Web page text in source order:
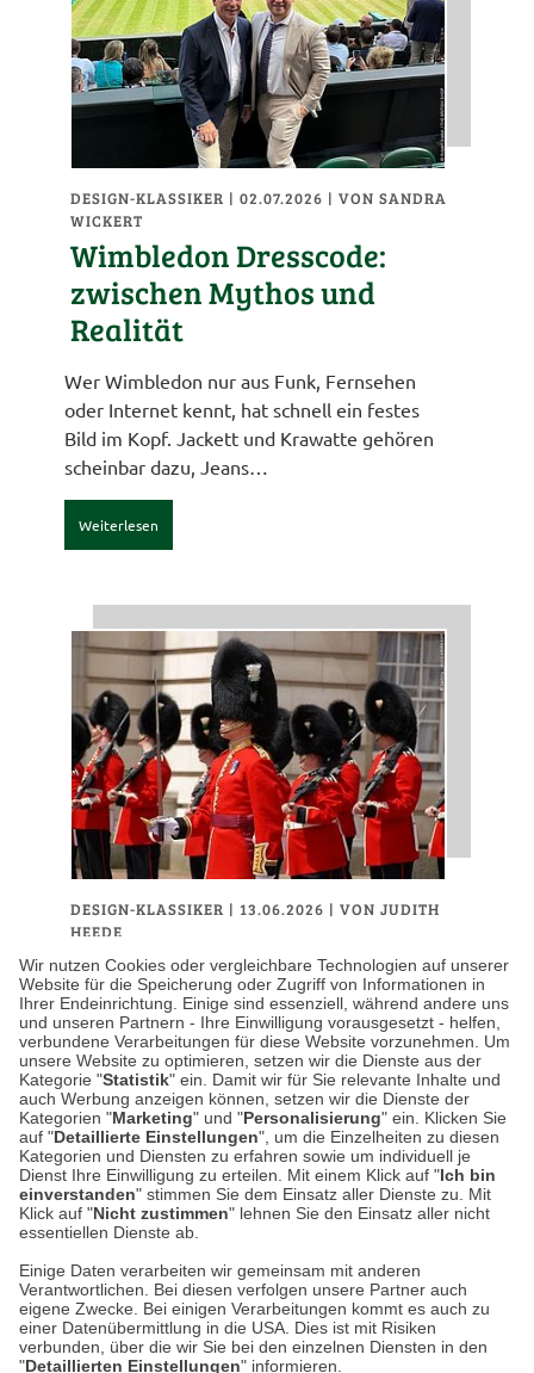
Wir nutzen Cookies oder vergleichbare Technologien auf unserer
Website für die Speicherung oder Zugriff von Informationen in
Ihrer Endeinrichtung. Einige sind essenziell, während andere uns
und unseren Partnern - Ihre Einwilligung vorausgesetzt - helfen,
verbundene Verarbeitungen für diese Website vorzunehmen. Um
unsere Website zu optimieren, setzen wir die Dienste aus der
Kategorie "Statistik" ein. Damit wir für Sie relevante Inhalte und
auch Werbung anzeigen können, setzen wir die Dienste der
Kategorien "Marketing" und "Personalisierung" ein. Klicken Sie
auf "Detaillierte Einstellungen", um die Einzelheiten zu diesen
Kategorien und Diensten zu erfahren sowie um individuell je
Dienst Ihre Einwilligung zu erteilen. Mit einem Klick auf "Ich bin
einverstanden" stimmen Sie dem Einsatz aller Dienste zu. Mit
Klick auf "Nicht zustimmen" lehnen Sie den Einsatz aller nicht
essentiellen Dienste ab.
Einige Daten verarbeiten wir gemeinsam mit anderen
Verantwortlichen. Bei diesen verfolgen unsere Partner auch
eigene Zwecke. Bei einigen Verarbeitungen kommt es auch zu
einer Datenübermittlung in die USA. Dies ist mit Risiken
verbunden, über die wir Sie bei den einzelnen Diensten in den
"Detaillierten Einstellungen" informieren.
DESIGN-KLASSIKER | 02.07.2026 |VON SANDRA
WICKERT
Wimbledon Dresscode:
zwischen Mythos und
Realität
Wer Wimbledon nur aus Funk, Fernsehen
oder Internet kennt, hat schnell ein festes
Bild im Kopf. Jackett und Krawatte gehören
scheinbar dazu, Jeans…
Weiterlesen
DESIGN-KLASSIKER | 13.06.2026 |VON JUDITH
HEEDE
Trooping the Colour – Wie
britische Uniformen die
Herrenmode prägen
Wenn in London im Juni die Fahnen getragen
werden, geht es offiziell um den Geburtstag
des Königs. Zwar wurde Charles III. erst im
November geboren,…
Weiterlesen